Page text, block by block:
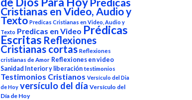
Cristianas en Video, Audio y
Texto Predicas Cristianas en Video, Audio y
Texto Predicas en Video Prédicas
Escritas Reflexiones
Cristianas cortas Reflexiones
cristianas de Amor Reflexiones en video
Sanidad Interior y liberación testimonios
Testimonios Cristianos Versículo del Dia
de Hoy versículo del día Versículo del
Día de Hoy